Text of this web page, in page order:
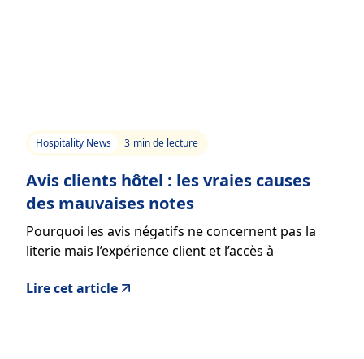
Hospitality News 3 min de lecture
Avis clients hôtel : les vraies causes
des mauvaises notes
Pourquoi les avis négatifs ne concernent pas la
literie mais l’expérience client et l’accès à
Lire cet article